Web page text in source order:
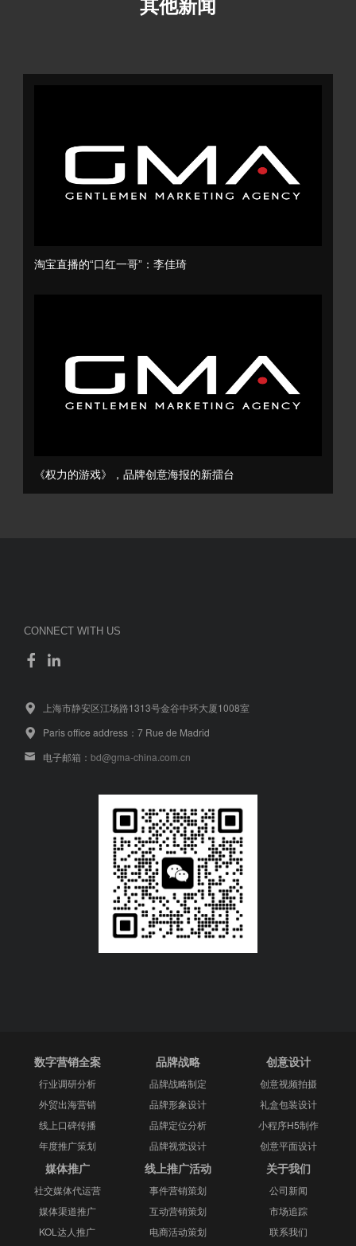
其他新闻
淘宝直播的“口红一哥”：李佳琦
《权力的游戏》，品牌创意海报的新擂台
CONNECT WITH US
上海市静安区江场路1313号金谷中环大厦1008室
Paris office address：7 Rue de Madrid
电子邮箱： bd@gma-china.com.cn
数字营销全案
行业调研分析
外贸出海营销
线上口碑传播
年度推广策划
品牌战略
品牌战略制定
品牌形象设计
品牌定位分析
品牌视觉设计
创意设计
创意视频拍摄
礼盒包装设计
小程序H5制作
创意平面设计
媒体推广
社交媒体代运营
媒体渠道推广
KOL达人推广
线上推广活动
事件营销策划
互动营销策划
电商活动策划
关于我们
公司新闻
市场追踪
联系我们